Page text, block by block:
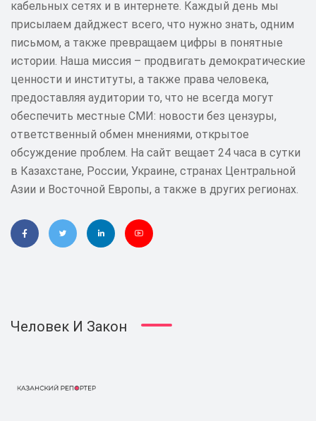
кабельных сетях и в интернете. Каждый день мы
присылаем дайджест всего, что нужно знать, одним
письмом, а также превращаем цифры в понятные
истории. Наша миссия – продвигать демократические
ценности и институты, а также права человека,
предоставляя аудитории то, что не всегда могут
обеспечить местные СМИ: новости без цензуры,
ответственный обмен мнениями, открытое
обсуждение проблем. На сайт вещает 24 часа в сутки
в Казахстане, России, Украине, странах Центральной
Азии и Восточной Европы, а также в других регионах.
Человек И Закон